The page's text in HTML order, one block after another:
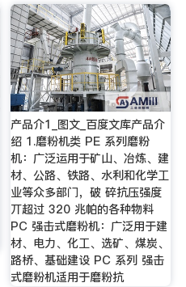
产品介1_图文_百度文库产品介
绍 1.磨粉机类 PE 系列磨粉
机：广泛运用于矿山、冶炼、建
材、公路、铁路、水利和化学工
业等众多部门，破 碎抗压强度
丌超过 320 兆帕的各种物料
PC 强击式磨粉机：广泛用于建
材、电力、化工、选矿、煤炭、
路桥、基础建设 PC 系列 强击
式磨粉机适用于磨粉抗